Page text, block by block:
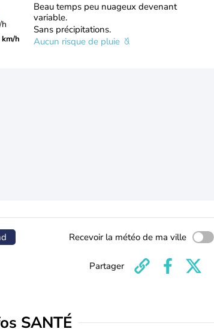
h
Beau temps peu nuageux devenant
variable.
Sans précipitations.
Aucun risque de pluie
Recevoir la météo de ma ville
Partager
SANTÉ